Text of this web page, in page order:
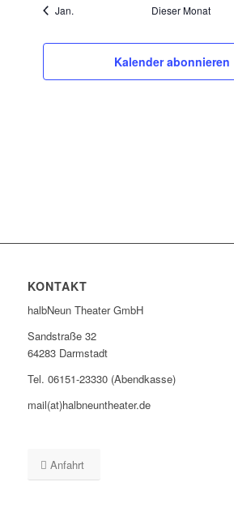
Jan. Dieser Monat
Kalender abonnieren
KONTAKT
halbNeun Theater GmbH
Sandstraße 32
64283 Darmstadt
Tel. 06151-23330 (Abendkasse)
mail(at)halbneuntheater.de
Anfahrt